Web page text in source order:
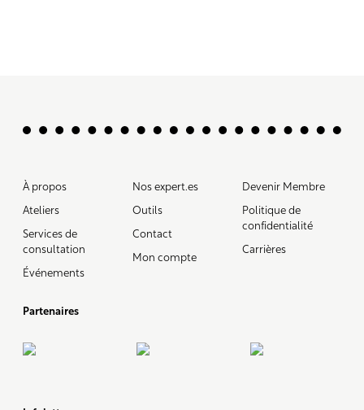
À propos
Ateliers
Services de
consultation
Événements
Nos expert.es
Outils
Contact
Mon compte
Devenir Membre
Politique de
confidentialité
Carrières
Partenaires